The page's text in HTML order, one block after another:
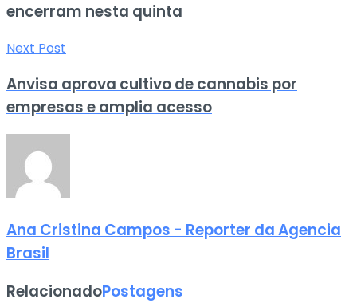
encerram nesta quinta
Next Post
Anvisa aprova cultivo de cannabis por
empresas e amplia acesso
Ana Cristina Campos - Reporter da Agencia
Brasil
RelacionadoPostagens